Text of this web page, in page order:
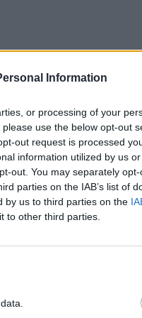
Information
or processing of your
use the below opt-out
out request is processed
information utilized by us
out. You may separately
parties on the IAB’s list of
by us to third parties on the
to other third parties.
debido a la gran
pediátricas. Y
las necesidades
general.
en el promedio de
de acuerdo con las